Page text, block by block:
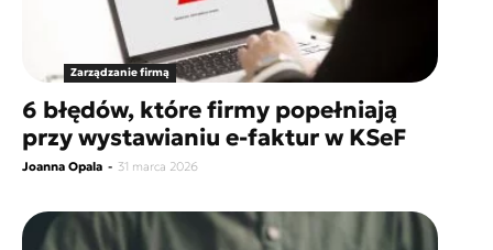
Zarządzanie firmą
6 błędów, które firmy popełniają
przy wystawianiu e-faktur w KSeF
Joanna Opala - 31 marca 2026